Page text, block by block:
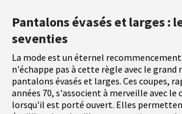
Pantalons évasés et larges :
seventies
La mode est un éternel
n'échappe pas à cette règle avec le grand
pantalons évasés et larges. Ces coupes,
années 70, s'associent à merveille avec le
lorsqu'il est porté ouvert. Elles